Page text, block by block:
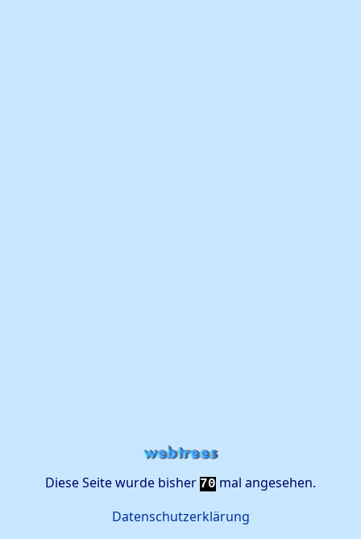
Diese Seite wurde bisher 70 mal angesehen.
Datenschutzerklärung